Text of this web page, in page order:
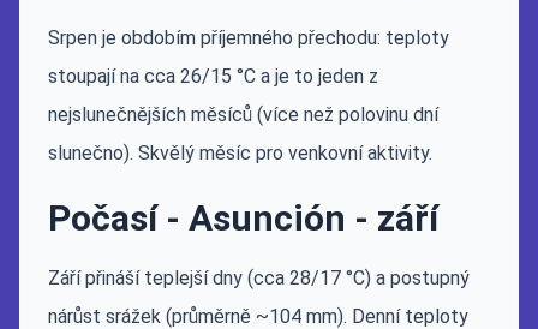
Srpen je obdobím příjemného přechodu: teploty
stoupají na cca 26/15 °C a je to jeden z
nejslunečnějších měsíců (více než polovinu dní
slunečno). Skvělý měsíc pro venkovní aktivity.
Počasí - Asunción - září
Září přináší teplejší dny (cca 28/17 °C) a postupný
nárůst srážek (průměrně ~104 mm). Denní teploty